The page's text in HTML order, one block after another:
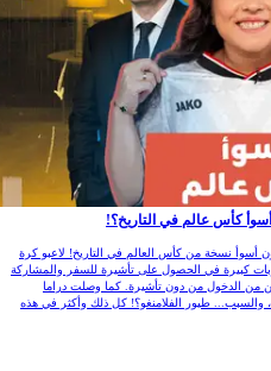
كأس عالم في التاريخ؟!
أسوأ نسخة من كأس العالم في التاريخ! لاعبو كرة
كبيرة في الحصول على تأشيرة للسفر والمشاركة
الدخول من دون تأشيرة. كما وصلت دراما
طيور الفلامنغو؟! كل ذلك وأكثر في هذه